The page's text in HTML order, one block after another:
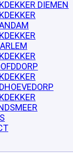
DIEMEN